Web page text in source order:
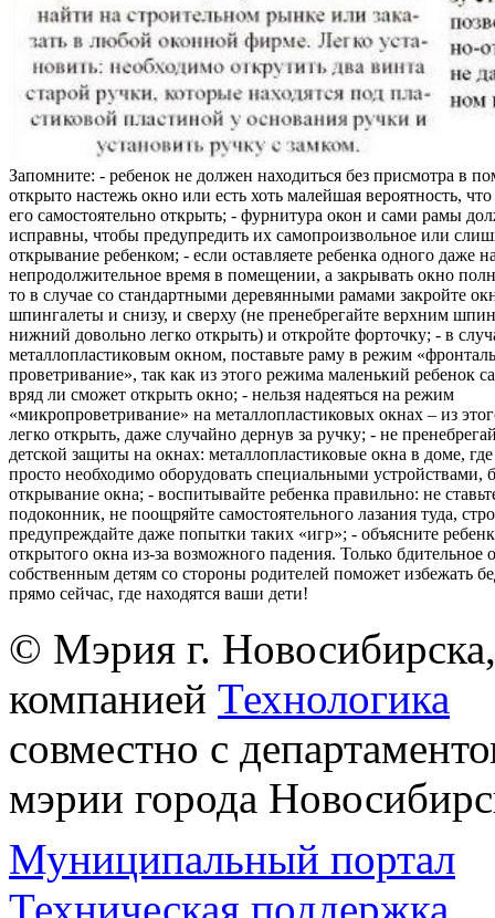
Запомните: - ребенок не должен находиться без присмотра в
открыто настежь окно или есть хоть малейшая вероятность,
его самостоятельно открыть; - фурнитура окон и сами рамы
исправны, чтобы предупредить их самопроизвольное или
открывание ребенком; - если оставляете ребенка одного даже
непродолжительное время в помещении, а закрывать окно
то в случае со стандартными деревянными рамами закройте
шпингалеты и снизу, и сверху (не пренебрегайте верхним
нижний довольно легко открыть) и откройте форточку; - в
металлопластиковым окном, поставьте раму в режим
проветривание», так как из этого режима маленький ребенок
вряд ли сможет открыть окно; - нельзя надеяться на режим
«микропроветривание» на металлопластиковых окнах – из
легко открыть, даже случайно дернув за ручку; - не
детской защиты на окнах: металлопластиковые окна в доме, где
просто необходимо оборудовать специальными
открывание окна; - воспитывайте ребенка правильно: не
подоконник, не поощряйте самостоятельного лазания туда,
предупреждайте даже попытки таких «игр»; - объясните
открытого окна из-за возможного падения. Только бдительное
собственным детям со стороны родителей поможет избежать
прямо сейчас, где находятся ваши дети!
© Мэрия г.
компанией Технологика
совместно с
мэрии города
Муниципальный портал